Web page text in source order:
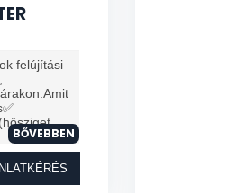
felújítási
BŐVEBBEN